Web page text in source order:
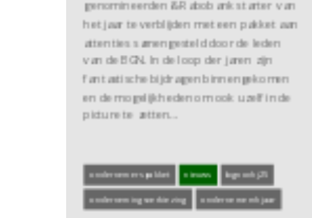
genomineerden & Rabobank starter van
het jaar te verblijden met een pakket aan
attenties samengesteld door de leden
van de BGN. In de loop der jaren zijn
fantastische bijdragen binnengekomen
en de mogelijkheden om ook uzelf in de
picture te zetten…
ondernemerspakket nieuws bgnovhj25
ondernemingsverkiezing ondernemervhjaar